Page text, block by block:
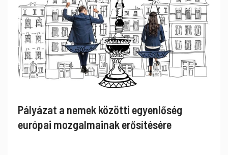
Pályázat a nemek közötti egyenlőség
európai mozgalmainak erősítésére